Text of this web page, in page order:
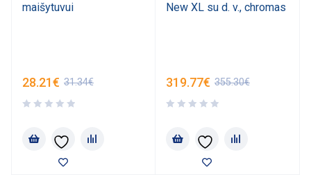
maišytuvui
31.34€
28.21€
New XL su d. v., chromas
355.30€
319.77€